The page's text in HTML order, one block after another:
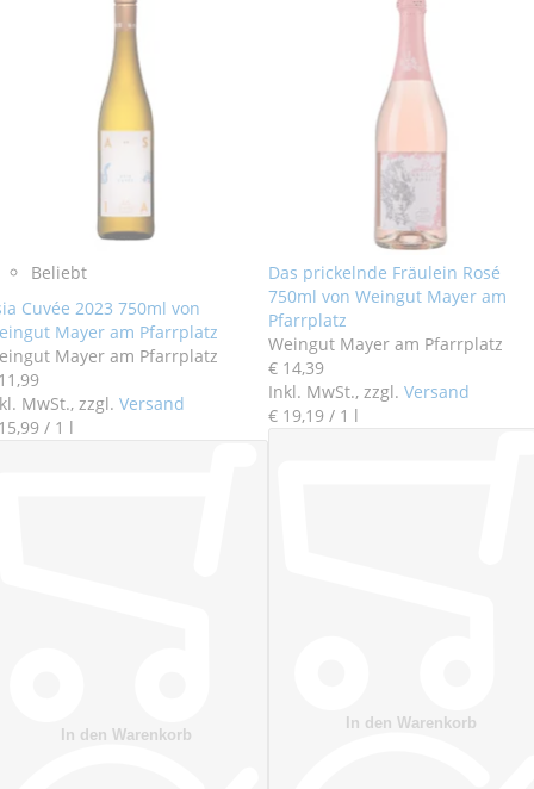
Beliebt
Cuvée 2023 750ml von
Mayer am Pfarrplatz
Mayer am Pfarrplatz
,99
MwSt., zzgl. Versand
,99 / 1 l
In den Warenkorb
Das prickelnde Fräulein Rosé
750ml von Weingut Mayer am
Pfarrplatz
Weingut Mayer am Pfarrplatz
€ 14,39
Inkl. MwSt., zzgl. Versand
€ 19,19 / 1 l
In den Warenkorb